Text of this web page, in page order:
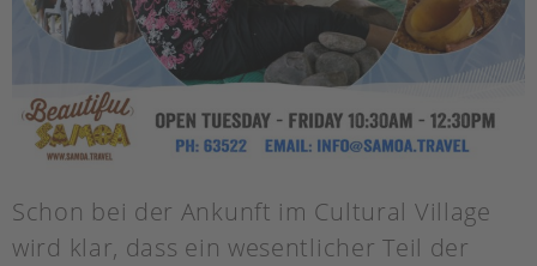
Schon bei der Ankunft im Cultural Village
wird klar, dass ein wesentlicher Teil der